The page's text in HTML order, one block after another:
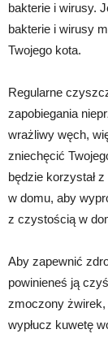
bakterie i wirusy.
bakterie i wirusy
Twojego kota.
Regularne
zapobiegania
wrażliwy węch,
zniechęcić
będzie korzystał
w domu, aby
z czystością w
Aby zapewnić
powinieneś ją
zmoczony żwirek,
wypłucz kuwetę